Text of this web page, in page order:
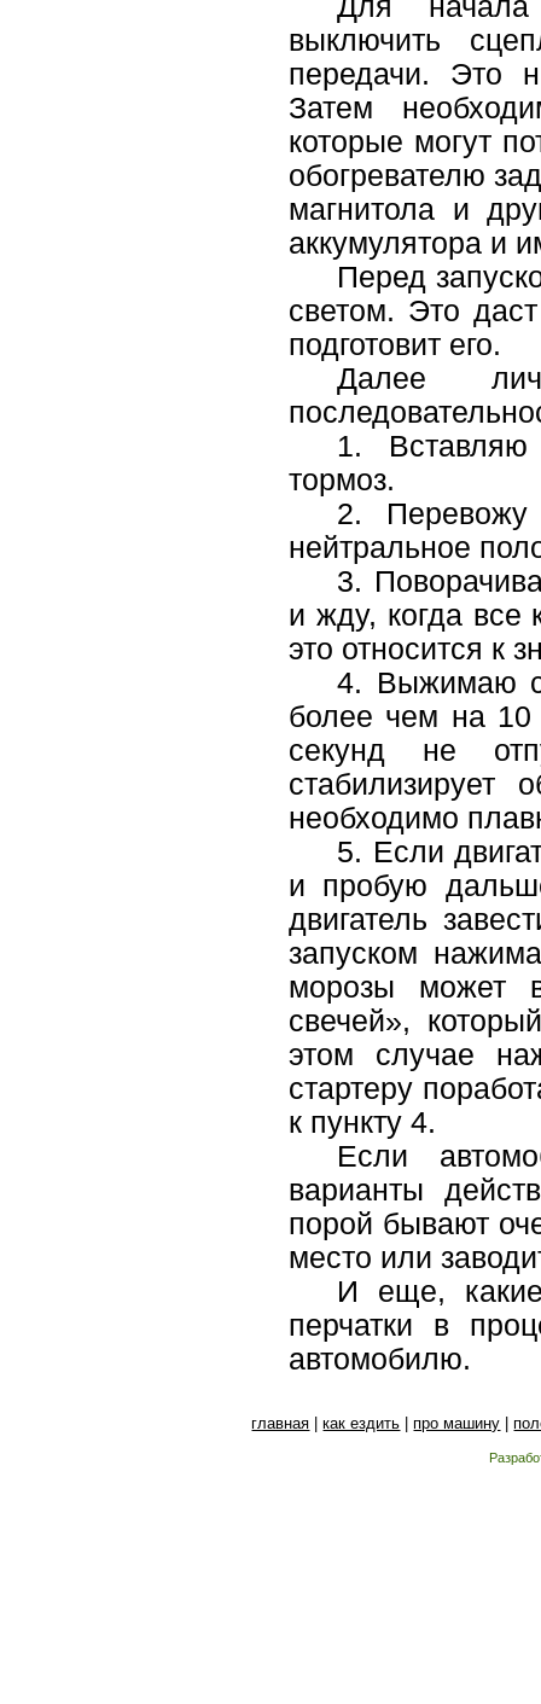
Для начала
выключить
передачи. Это
Затем
которые могут
обогревателю
магнитола и
аккумулятора и
Перед
светом. Это
подготовит его.
Далее
1.
тормоз.
2. Перевожу
нейтральное
3.
и жду, когда все
это относится к
4. Выжимаю
более чем на 10
секунд не
стабилизирует
необходимо
5. Если
и пробую
двигатель
запуском
морозы может
свечей»,
этом случае
стартеру
к пункту 4.
Если
варианты
порой бывают
место или
И еще,
перчатки в
автомобилю.
главная |как ездить |про машину |